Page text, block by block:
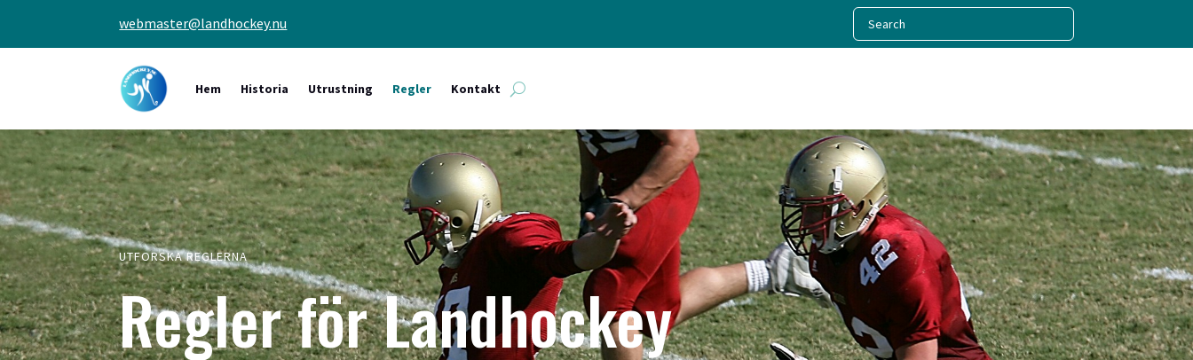
webmaster@landhockey.nu
Hem Historia Utrustning Regler Kontakt
UTFORSKA REGLERNA
Regler för Landhockey